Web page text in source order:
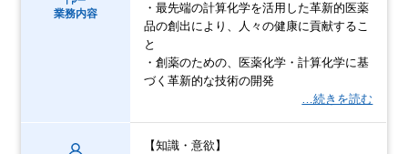
業務内容
・最先端の計算化学を活用した革新的医薬
品の創出により、人々の健康に貢献するこ
と
・創薬のための、医薬化学・計算化学に基
づく革新的な技術の開発
…続きを読む
【知識・意欲】